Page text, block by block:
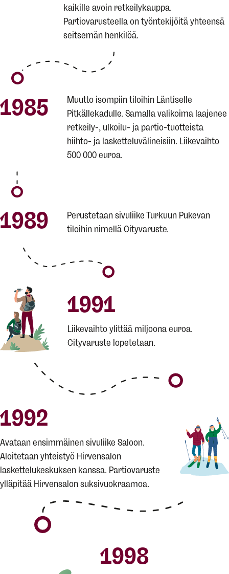
kaikille avoin retkeilykauppa.
Partiovarusteella on työntekijöitä yhteensä
seitsemän henkilöä.
1985
Muutto isompiin tiloihin Läntiselle
Pitkällekadulle. Samalla valikoima laajenee
retkeily-, ulkoilu- ja partio-tuotteista
hiihto- ja lasketteluvälineisiin. Liikevaihto
500 000 euroa.
1989
Perustetaan sivuliike Turkuun Pukevan
tiloihin nimellä Cityvaruste.
1991
Liikevaihto ylittää miljoona euroa.
Cityvaruste lopetetaan.
1992
Avataan ensimmäinen sivuliike Saloon.
Aloitetaan yhteistyö Hirvensalon
laskettelukeskuksen kanssa. Partiovaruste
ylläpitää Hirvensalon suksivuokraamoa.
1998